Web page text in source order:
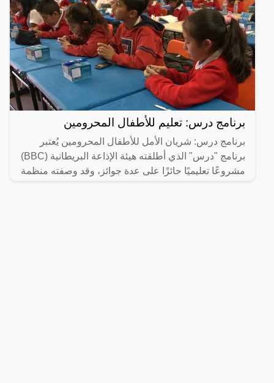
برنامج درس: تعليم للأطفال المحرومين
برنامج درس: شريان الأمل للأطفال المحرومين يُعتبر
برنامج "درس" الذي أطلقته هيئة الإذاعة البريطانية (BBC)
مشروعًا تعليميًا حائزًا على عدة جوائز، وقد وصفته منظمة